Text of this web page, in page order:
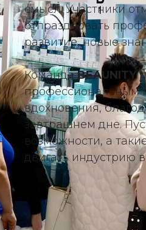
смысл. Участники
отпраздновать
развитие, новые
КомандаBEAUNITY
профессиональным
вдохновения,
завтрашнем дне.
возможности, а
двигать индустрию